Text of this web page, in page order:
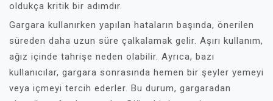
oldukça kritik bir adımdır.
Gargara kullanırken yapılan hataların başında, önerilen
süreden daha uzun süre çalkalamak gelir. Aşırı kullanım,
ağız içinde tahrişe neden olabilir. Ayrıca, bazı
kullanıcılar, gargara sonrasında hemen bir şeyler yemeyi
veya içmeyi tercih ederler. Bu durum, gargaradan